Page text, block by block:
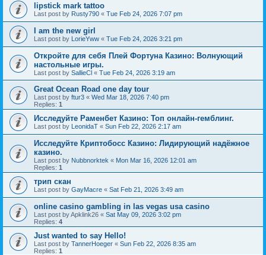
lipstick mark tattoo
Last post by Rusty790 « Tue Feb 24, 2026 7:07 pm
I am the new girl
Last post by LorieYww « Tue Feb 24, 2026 3:21 pm
Откройте для себя Плей Фортуна Казино: Волнующий
настольные игры.
Last post by SallieCl « Tue Feb 24, 2026 3:19 am
Great Ocean Road one day tour
Last post by ftur3 « Wed Mar 18, 2026 7:40 pm
Replies: 1
Исследуйте Раменбет Казино: Топ онлайн-гемблинг.
Last post by LeonidaT « Sun Feb 22, 2026 2:17 am
Исследуйте Криптобосс Казино: Лидирующий надёжное
казино.
Last post by Nubbnorktek « Mon Mar 16, 2026 12:01 am
Replies: 1
трип скан
Last post by GayMacre « Sat Feb 21, 2026 3:49 am
online casino gambling in las vegas usa casino
Last post byApklink26 « Sat May 09, 2026 3:02 pm
Replies: 4
Just wanted to say Hello!
Last post by TannerHoeger « Sun Feb 22, 2026 8:35 am
Replies: 1